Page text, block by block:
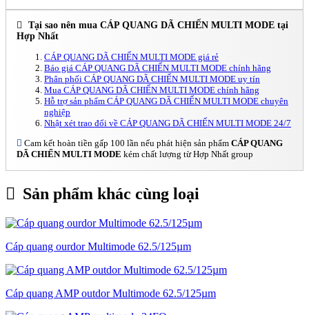
Tại sao nên mua CÁP QUANG DÃ CHIẾN MULTI MODE tại
Hợp Nhất
CÁP QUANG DÃ CHIẾN MULTI MODE giá rẻ
Báo giá CÁP QUANG DÃ CHIẾN MULTI MODE chính hãng
Phân phối CÁP QUANG DÃ CHIẾN MULTI MODE uy tín
Mua CÁP QUANG DÃ CHIẾN MULTI MODE chính hãng
Hỗ trợ sản phẩm CÁP QUANG DÃ CHIẾN MULTI MODE chuyên
nghiệp
Nhật xét trao đổi về CÁP QUANG DÃ CHIẾN MULTI MODE 24/7
Cam kết hoàn tiền gấp 100 lần nếu phát hiện sản phẩm CÁP QUANG
DÃ CHIẾN MULTI MODE kém chất lượng từ Hợp Nhất group
Sản phẩm khác cùng loại
Cáp quang ourdor Multimode 62.5/125µm
Cáp quang AMP outdor Multimode 62.5/125µm